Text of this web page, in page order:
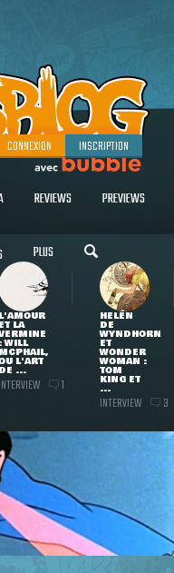
CONNEXION INSCRIPTION
REVIEWS PREVIEWS
PLUS
L'AMOUR
ET LA
: WILL
MCPHAIL,
L'ART
DE ...
INTERVIEW 1
HELEN
DE
WYNDHORN
ET
WONDER
WOMAN :
TOM
KING ET
...
INTERVIEW 3